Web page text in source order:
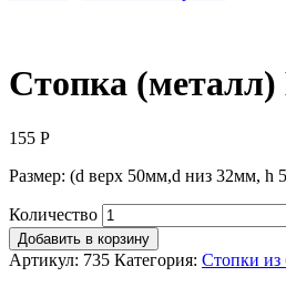
Стопка
155 Р
Размер: (d верх 50мм,d низ 32мм, h
Количество
Добавить в корзину
Артикул: 735 Категория: Стопки из